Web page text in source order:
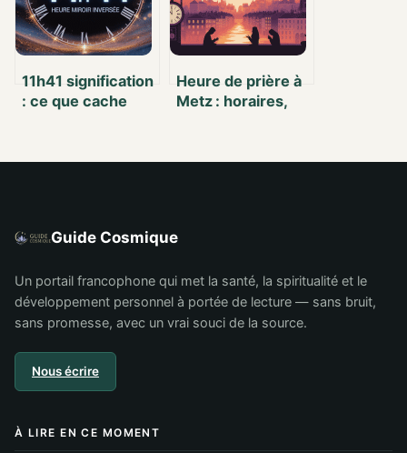
11h41 signification
: ce que cache
inversée
Heure de prière à
Metz : horaires,
Guide Cosmique
Un portail francophone qui met la santé, la spiritualité et le
développement personnel à portée de lecture — sans bruit,
sans promesse, avec un vrai souci de la source.
Nous écrire
À LIRE EN CE MOMENT